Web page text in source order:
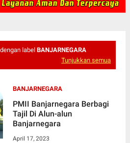
label BANJARNEGARA
Tunjukkan semua
BANJARNEGARA
PMII Banjarnegara Berbagi
Tajil Di Alun-alun
Banjarnegara
April 17, 2023